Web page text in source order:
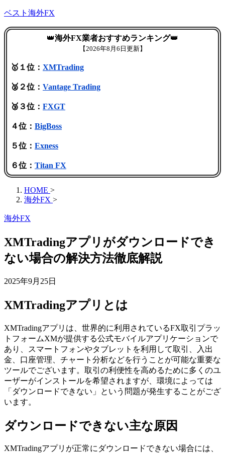
ベスト海外FX
👑海外FX業者おすすめランキング👑
【2026年8月6日更新】
🥇１位： XMTrading
🥈２位： Vantage Trading
🥉３位： FXGT
４位： BigBoss
５位： Exness
６位： Titan FX
HOME >
海外FX >
海外FX
XMTradingアプリがダウンロードでき
ない場合の解決方法徹底解説
2025年9月25日
XMTradingアプリとは
XMTradingアプリは、世界的に利用されているFX取引プラッ
トフォームXMが提供する公式モバイルアプリケーションで
あり、スマートフォンやタブレットを利用して取引、入出
金、口座管理、チャート分析などを行うことが可能な重要な
ツールでございます。取引の利便性を高めるために多くのユ
ーザーがインストールを希望されますが、環境によっては
「ダウンロードできない」という問題が発生することがござ
います。
ダウンロードできない主な原因
XMTradingアプリが正常にダウンロードできない場合には、